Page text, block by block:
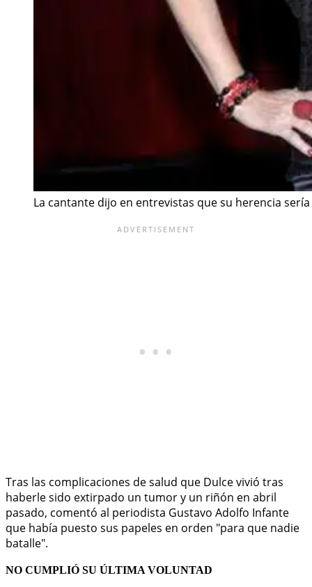
La cantante dijo en entrevistas que su herencia
Tras las complicaciones de salud que Dulce vivió tras
haberle sido extirpado un tumor y un riñón en abril
pasado, comentó al periodista Gustavo Adolfo Infante
que había puesto sus papeles en orden "para que nadie
batalle".
NO CUMPLIÓ SU ÚLTIMA VOLUNTAD